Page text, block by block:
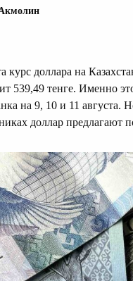
курс доллара на
539,49 тенге. Именно
на 9, 10 и 11 августа.
доллар предлагают